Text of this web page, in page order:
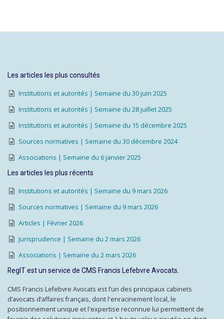
Les articles les plus consultés
Institutions et autorités | Semaine du 30 juin 2025
Institutions et autorités | Semaine du 28 juillet 2025
Institutions et autorités | Semaine du 15 décembre 2025
Sources normatives | Semaine du 30 décembre 2024
Associations | Semaine du 6 janvier 2025
Les articles les plus récents
Institutions et autorités | Semaine du 9 mars 2026
Sources normatives | Semaine du 9 mars 2026
Articles | Février 2026
Jurisprudence | Semaine du 2 mars 2026
Associations | Semaine du 2 mars 2026
RegIT est un service de CMS Francis Lefebvre Avocats.
CMS Francis Lefebvre Avocats est l’un des principaux cabinets
d’avocats d’affaires français, dont l'enracinement local, le
positionnement unique et l'expertise reconnue lui permettent de